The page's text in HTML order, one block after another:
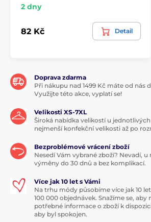
2 dny
82 Kč Detail
Doprava zdarma
Při nákupu nad 1499 Kč máte od nás
Využijte této akce, vyplatí se!
Velikosti XS-7XL
Široká nabídka velikostí u
nejmenší konfekční velikosti až po
Bezproblémové vrácení zboží
Nesedí Vám vybrané zboží? Nevadí,
výměny do 30 dnů a bez komplikací.
Více jak 10 let s Vámi
Na trhu módy působíme více jak 10
100 000 objednávek. Snažíme se, aby
potřebné informace o zboží k
aby byl spokojen.